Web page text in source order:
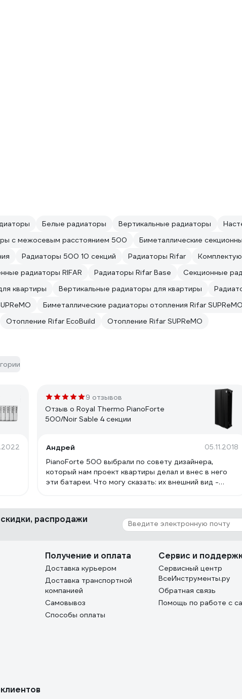
Белые радиаторы Вертикальные радиаторы
с межосевым расстоянием 500 Биметаллические
Радиаторы 500 10 секций Радиаторы Rifar
радиаторы RIFAR Радиаторы Rifar Base Секционные
квартиры Вертикальные радиаторы для квартиры
Биметаллические радиаторы отопления Rifar SUPReMO
Отопление Rifar EcoBuild Отопление Rifar SUPReMO
9 отзывов
Отзыв о Royal Thermo PianoForte
500/Noir Sable 4 секции
Андрей 05.11.2018
PianoForte 500 выбрали по совету дизайнера,
который нам проект квартиры делал и внес в него
эти батареи. Что могу сказать: их внешний вид -
теплоотдачи. Цена не кусается. Информация для
тех, кто разбирается: коллектор полностью
распродажи
Получение и оплата
Доставка курьером
Доставка транспортной
компанией
Самовывоз
Способы оплаты
Сервис и
Сервисный центр
ВсеИнструменты.ру
Обратная связь
Помощь по работе с